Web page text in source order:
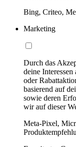
Bing, Criteo,
Marketing
Durch das
deine
oder
basierend auf
sowie deren
wir auf dieser
Meta-Pixel,